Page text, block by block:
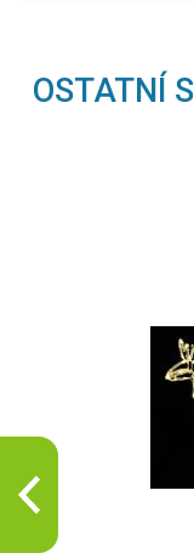
OSTATNÍ